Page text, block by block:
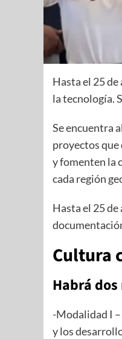
Hasta el 25
la tecnología.
Se encuentra
proyectos que
y fomenten la
cada región
Hasta el 25
Cultura
Habrá
-Modalidad I
y los